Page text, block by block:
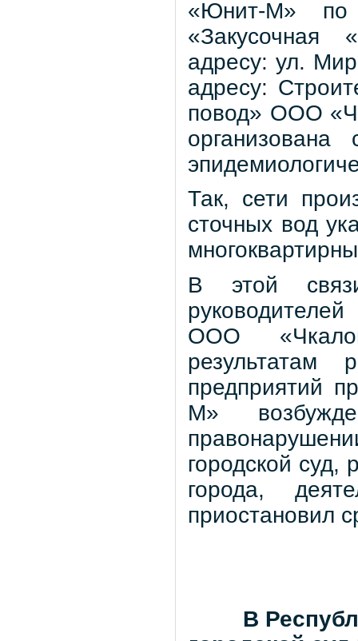
«Юнит-М»
адресу: ул.
адресу:
повод» ООО
Так, сети
сточных вод
В этой
ООО
результатам
предприятий
М»
городской суд,
города,
приостановил
В